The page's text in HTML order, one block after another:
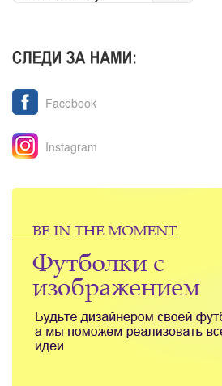
Facebook
Instagram